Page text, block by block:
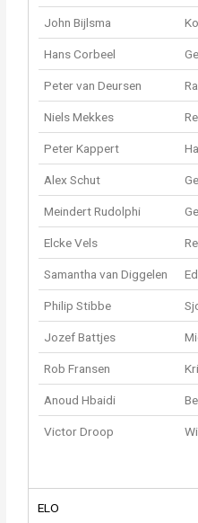
John Bijlsma
Hans Corbeel
Peter van Deursen
Niels Mekkes
Peter Kappert
Alex Schut
Meindert Rudolphi
Elcke Vels
Samantha van Diggelen
Philip Stibbe
Jozef Battjes
Rob Fransen
Anoud Hbaidi
Victor Droop
ELO